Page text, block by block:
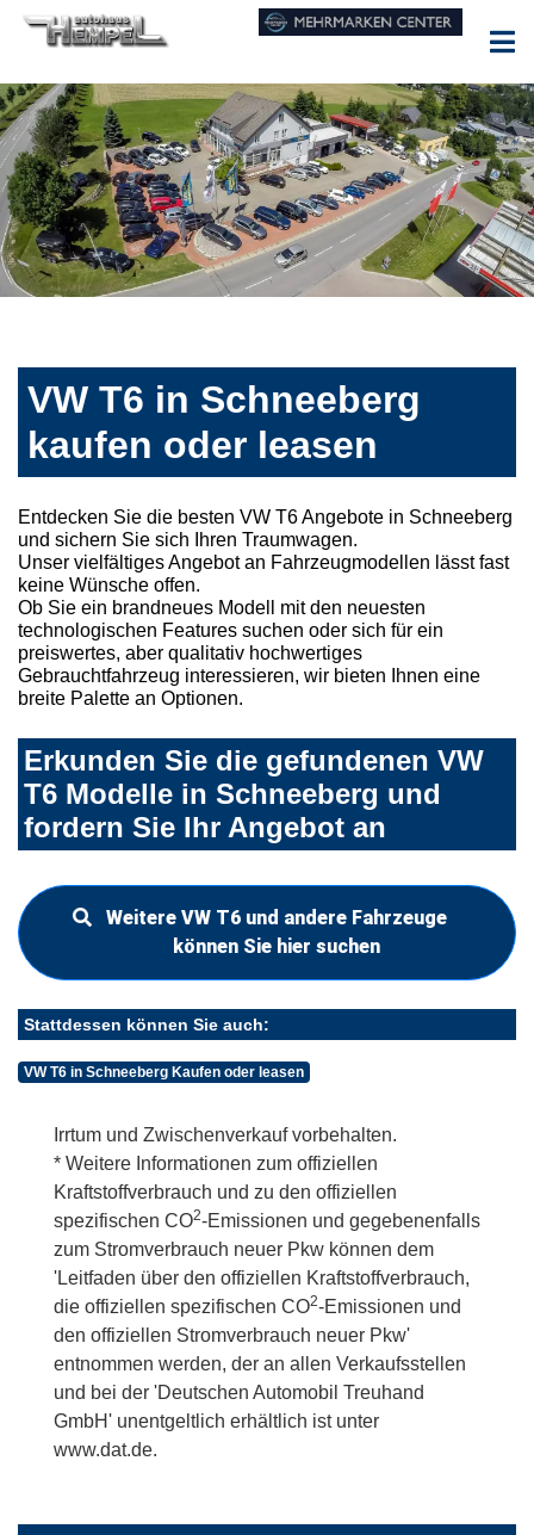
VW T6 in Schneeberg
kaufen oder leasen
Entdecken Sie die besten VW T6 Angebote in Schneeberg
und sichern Sie sich Ihren Traumwagen.
Unser vielfältiges Angebot an Fahrzeugmodellen lässt fast
keine Wünsche offen.
Ob Sie ein brandneues Modell mit den neuesten
technologischen Features suchen oder sich für ein
preiswertes, aber qualitativ hochwertiges
Gebrauchtfahrzeug interessieren, wir bieten Ihnen eine
breite Palette an Optionen.
Erkunden Sie die gefundenen VW
T6 Modelle in Schneeberg und
fordern Sie Ihr Angebot an
Weitere VW T6 und andere Fahrzeuge
können Sie hier suchen
Stattdessen können Sie auch:
VW T6 in Schneeberg Kaufen oder leasen
Irrtum und Zwischenverkauf vorbehalten.
* Weitere Informationen zum offiziellen
Kraftstoffverbrauch und zu den offiziellen
spezifischen CO2-Emissionen und gegebenenfalls
zum Stromverbrauch neuer Pkw können dem
'Leitfaden über den offiziellen Kraftstoffverbrauch,
die offiziellen spezifischen CO2-Emissionen und
den offiziellen Stromverbrauch neuer Pkw'
entnommen werden, der an allen Verkaufsstellen
und bei der 'Deutschen Automobil Treuhand
GmbH' unentgeltlich erhältlich ist unter
www.dat.de.